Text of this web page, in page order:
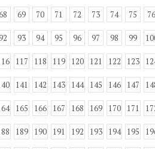
69 70 71 72 73 74 75 76
93 94 95 96 97 98 99
117 118 119 120 121 122 123
141 142 143 144 145 146 147
165 166 167 168 169 170 171
189 190 191 192 193 194 195